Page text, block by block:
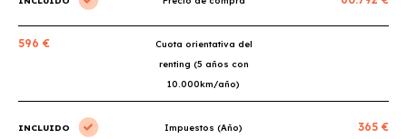
596 €
Cuota orientativa del
renting (5 años con
10.000km/año)
INCLUIDO Impuestos (Año) 365 €